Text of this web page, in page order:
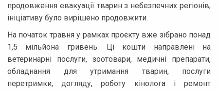
продовження евакуації тварин з небезпечних регіонів,
ініціативу було вирішено продовжити.
На початок травня у рамках проєкту вже зібрано понад
1,5 мільйона гривень. Ці кошти направлені на
ветеринарні послуги, зоотовари, медичні препарати,
обладнання для утримання тварин, послуги
перетримки, догляду, роботу кінолога і ремонт